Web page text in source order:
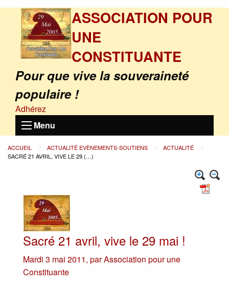
ASSOCIATION POUR
UNE
CONSTITUANTE
Pour que vive la souveraineté
populaire !
Adhérez
Menu
ACCUEIL ACTUALITÉ EVÈNEMENTS-SOUTIENS
ACTUALITÉ
SACRÉ 21 AVRIL, VIVE LE 29 (…)
Sacré 21 avril, vive le 29 mai !
Mardi 3 mai 2011, parAssociation pour une
Constituante